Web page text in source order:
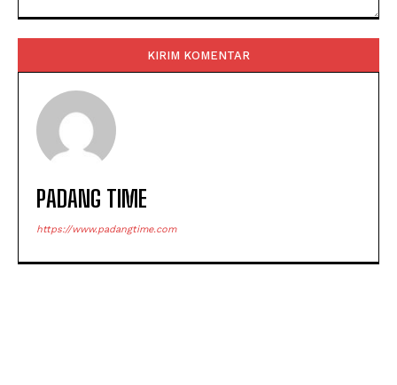
PADANG TIME
https://www.padangtime.com